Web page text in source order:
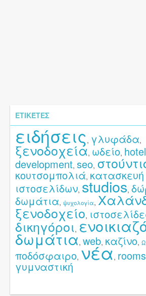
ΕΤΙΚΈΤΕΣ
ειδήσεις , γλυφάδα,
ξενοδοχεία, ωδείο, hotel
development, seo,
κουτσομπολιά, κατασκευή
ιστοσελίδων, studios,
δωμάτια, ψυχολογία,
ξενοδοχείο,
δικηγόροι,
δωμάτια, web, καζίνο,
ποδόσφαιρο, νέα, rooms
γυμναστική